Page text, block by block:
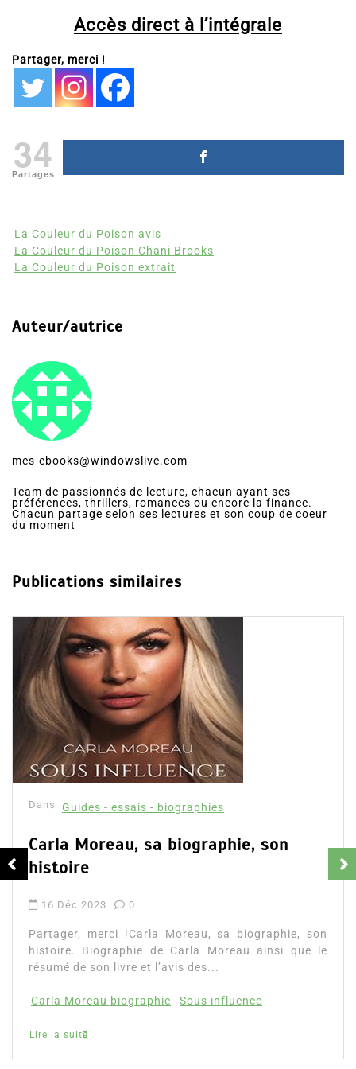
Accès direct à l’intégrale
Partager, merci !
34
Partages
La Couleur du Poison avis
La Couleur du Poison Chani Brooks
La Couleur du Poison extrait
Auteur/autrice
mes-ebooks@windowslive.com
Team de passionnés de lecture, chacun ayant ses
préférences, thrillers, romances ou encore la finance.
Chacun partage selon ses lectures et son coup de coeur
du moment
Publications similaires
Dans Guides - essais - biographies
Carla Moreau, sa biographie, son
histoire
16 Déc 2023 0
Partager, merci !Carla Moreau, sa biographie, son
histoire. Biographie de Carla Moreau ainsi que le
résumé de son livre et l’avis des...
Carla Moreau biographie Sous influence
Lire la suite